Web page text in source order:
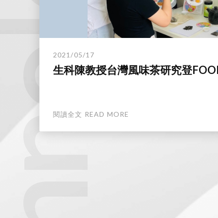
2021/05/17
生科陳教授台灣風味茶研究登
閱讀全文 READ MORE